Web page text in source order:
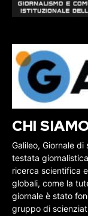
CHI
Galileo, Giornale
testata
ricerca scientifica
globali, come la
giornale è stato
gruppo di